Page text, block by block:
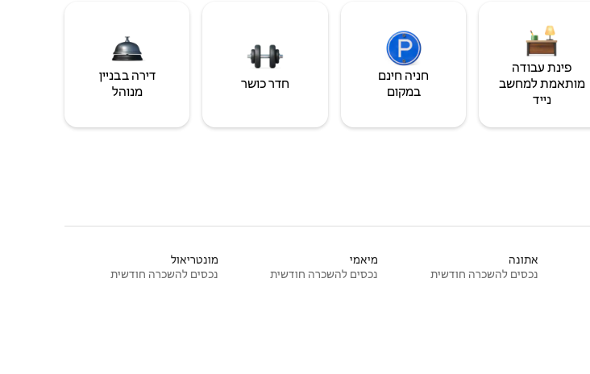
פינת עבודה
מותאמת למחשב
נייד
חניה חינם
במקום
חדר כושר
דירה בבניין
מנוהל
אתונה
נכסים להשכרה חודשית
מיאמי
נכסים להשכרה חודשית
מונטריאול
נכסים להשכרה חודשית